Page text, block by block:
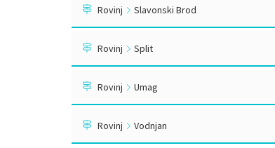
Rovinj Slavonski Brod
Rovinj Split
Rovinj Umag
Rovinj Vodnjan